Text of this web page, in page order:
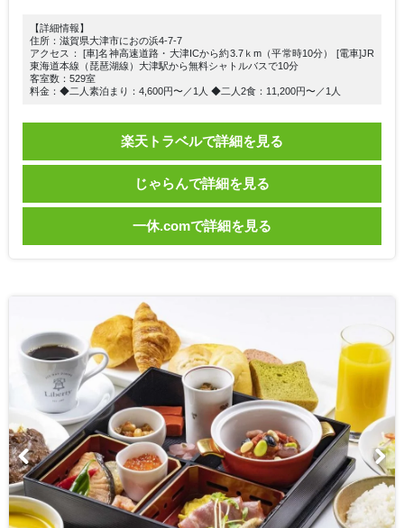
【詳細情報】
住所：滋賀県大津市におの浜4-7-7
アクセス： [車]名神高速道路・大津ICから約3.7ｋm（平常時10分） [電車]JR
東海道本線（琵琶湖線）大津駅から無料シャトルバスで10分
客室数：529室
料金：◆二人素泊まり：4,600円〜／1人 ◆二人2食：11,200円〜／1人
楽天トラベルで詳細を見る
じゃらんで詳細を見る
一休.comで詳細を見る